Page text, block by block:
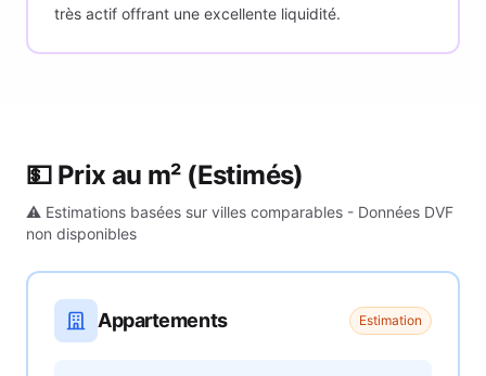
très actif offrant une excellente liquidité.
💵 Prix au m² (Estimés)
⚠️ Estimations basées sur villes comparables - Données DVF
non disponibles
Appartements Estimation